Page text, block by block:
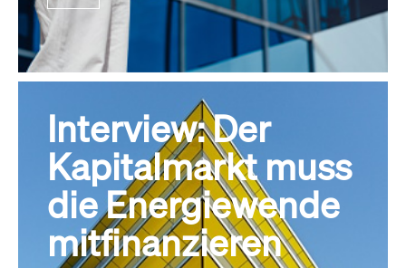
Interview: Der
Kapitalmarkt muss
die Energiewende
mitfinanzieren